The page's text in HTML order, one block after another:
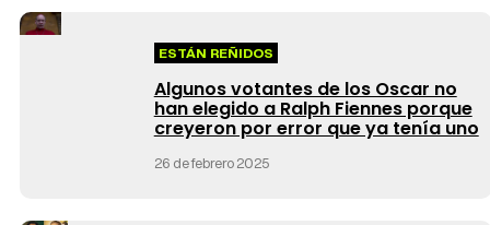
ESTÁN REÑIDOS
Algunos votantes de los Oscar no
han elegido a Ralph Fiennes porque
creyeron por error que ya tenía uno
26 de febrero 2025